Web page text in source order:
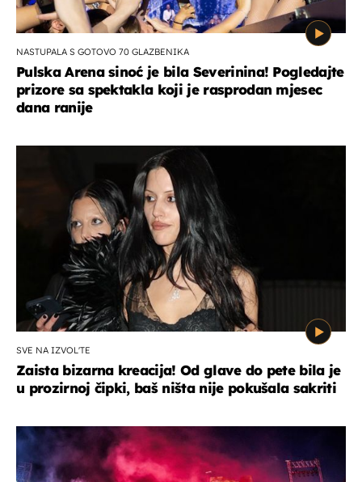
NASTUPALA S GOTOVO 70 GLAZBENIKA
Pulska Arena sinoć je bila Severinina! Pogledajte
prizore sa spektakla koji je rasprodan mjesec
dana ranije
SVE NA IZVOL'TE
Zaista bizarna kreacija! Od glave do pete bila je
u prozirnoj čipki, baš ništa nije pokušala sakriti